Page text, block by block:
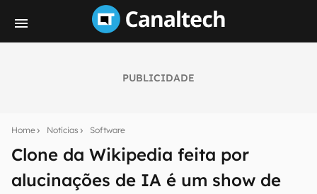
PUBLICIDADE
Home Notícias Software
Clone da Wikipedia feita por
alucinações de IA é um show de
notícias e reviews sobre tecnologia em primeira
E-mail